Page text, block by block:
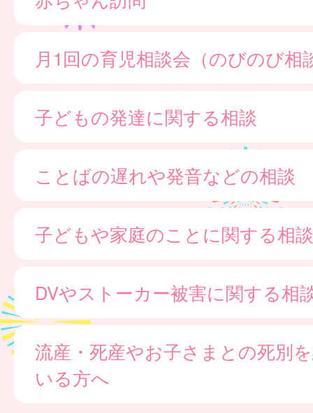
月1回の育児相談会（のびのび相
子どもの発達に関する相談
ことばの遅れや発音などの相談
子どもや家庭のことに関する相談
DVやストーカー被害に関する相
流産・死産やお子さまとの死別
いる方へ